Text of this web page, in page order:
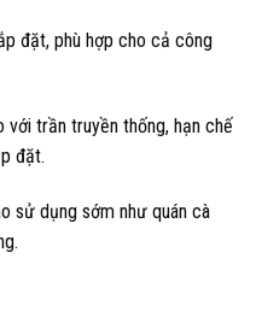
đặt, phù hợp cho cả công
trần truyền thống, hạn chế
đặt.
sử dụng sớm như quán cà